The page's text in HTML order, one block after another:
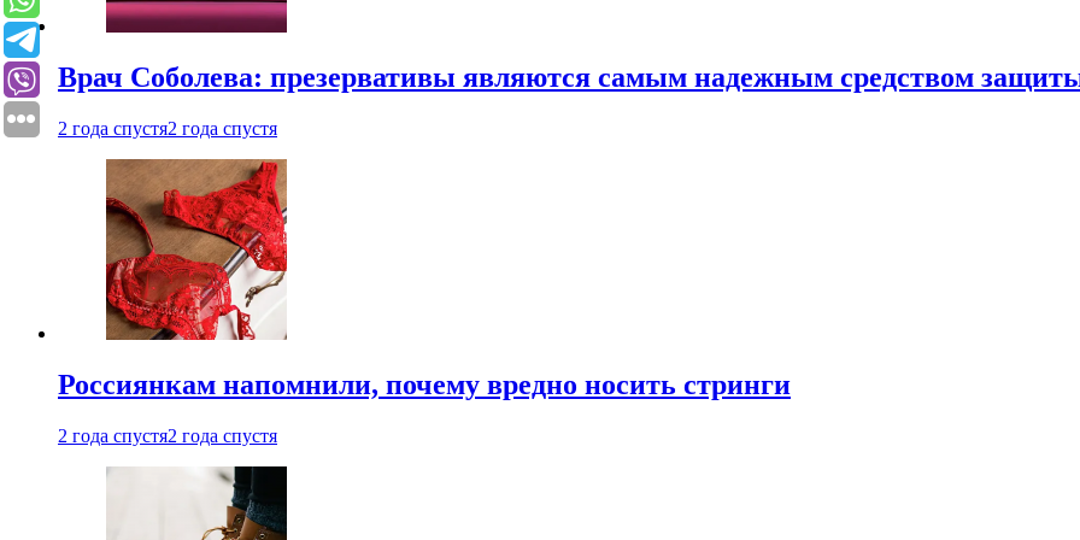
Врач Соболева: презервативы являются самым надежным средством
2 года спустя2 года спустя
Россиянкам напомнили, почему вредно носить стринги
2 года спустя2 года спустя